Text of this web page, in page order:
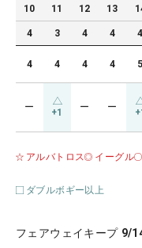
10 11 12 13
4 3 4 4 4
4 4 4 4 5
ー +1 ー ー
アルバトロス イーグル
ダブルボギー以上
フェアウェイキープ 9/